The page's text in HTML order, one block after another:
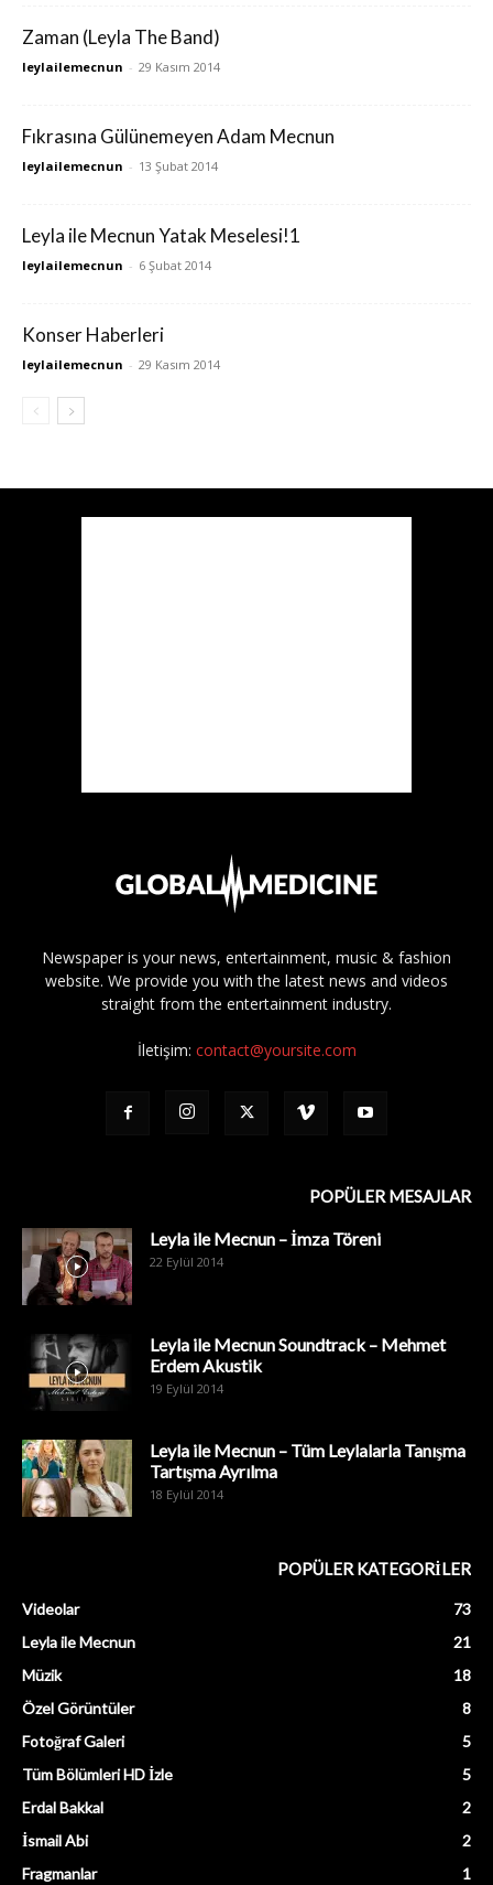
Zaman (Leyla The Band)
leylailemecnun - 29 Kasım 2014
Fıkrasına Gülünemeyen Adam Mecnun
leylailemecnun - 13 Şubat 2014
Leyla ile Mecnun Yatak Meselesi!1
leylailemecnun - 6 Şubat 2014
Konser Haberleri
leylailemecnun - 29 Kasım 2014
Newspaper is your news, entertainment, music & fashion
website. We provide you with the latest news and videos
straight from the entertainment industry.
İletişim: contact@yoursite.com
POPÜLER MESAJLAR
Leyla ile Mecnun – İmza Töreni
22 Eylül 2014
Leyla ile Mecnun Soundtrack – Mehmet
Erdem Akustik
19 Eylül 2014
Leyla ile Mecnun – Tüm Leylalarla Tanışma
Tartışma Ayrılma
18 Eylül 2014
POPÜLER KATEGORİLER
Videolar
73
Leyla ile Mecnun
21
Müzik
18
Özel Görüntüler
8
Fotoğraf Galeri
5
Tüm Bölümleri HD İzle
5
Erdal Bakkal
2
İsmail Abi
2
Fragmanlar
1